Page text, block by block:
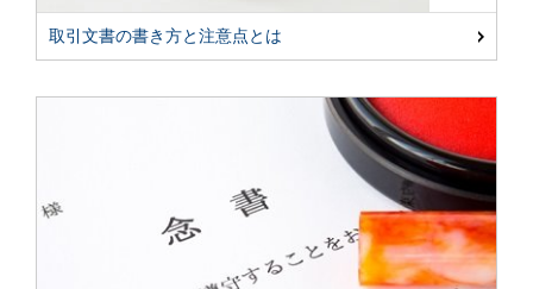
取引文書の書き方と注意点とは